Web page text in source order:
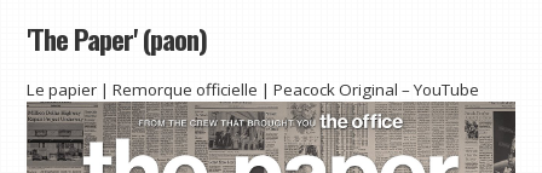
'The Paper' (paon)
Le papier | Remorque officielle | Peacock Original – YouTube